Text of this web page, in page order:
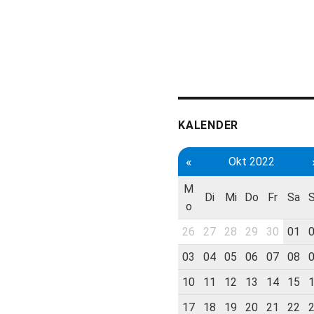
KALENDER
« Okt 2022
M
o
Di Mi Do Fr Sa
26 27 28 29 30 01
03
04 05 06 07 08
10
11 12 13 14 15
17
18 19 20 21 22